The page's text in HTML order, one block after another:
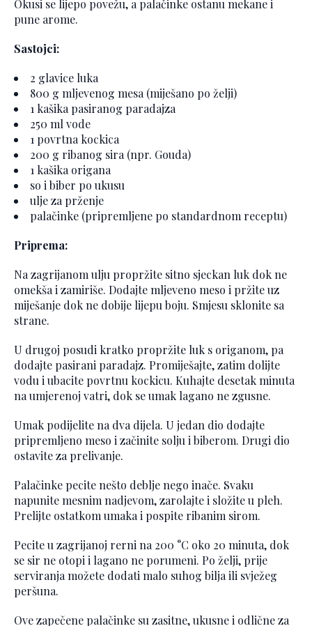
Okusi se lijepo povežu, a palačinke ostanu mekane i
pune arome.
Sastojci:
2 glavice luka
800 g mljevenog mesa (miješano po želji)
1 kašika pasiranog paradajza
250 ml vode
1 povrtna kockica
200 g ribanog sira (npr. Gouda)
1 kašika origana
so i biber po ukusu
ulje za prženje
palačinke (pripremljene po standardnom receptu)
Priprema:
Na zagrijanom ulju propržite sitno sjeckan luk dok ne
omekša i zamiriše. Dodajte mljeveno meso i pržite uz
miješanje dok ne dobije lijepu boju. Smjesu sklonite sa
strane.
U drugoj posudi kratko propržite luk s origanom, pa
dodajte pasirani paradajz. Promiješajte, zatim dolijte
vodu i ubacite povrtnu kockicu. Kuhajte desetak minuta
na umjerenoj vatri, dok se umak lagano ne zgusne.
Umak podijelite na dva dijela. U jedan dio dodajte
pripremljeno meso i začinite solju i biberom. Drugi dio
ostavite za prelivanje.
Palačinke pecite nešto deblje nego inače. Svaku
napunite mesnim nadjevom, zarolajte i složite u pleh.
Prelijte ostatkom umaka i pospite ribanim sirom.
Pecite u zagrijanoj rerni na 200 °C oko 20 minuta, dok
se sir ne otopi i lagano ne porumeni. Po želji, prije
serviranja možete dodati malo suhog bilja ili svježeg
peršuna.
Ove zapečene palačinke su zasitne, ukusne i odlične za